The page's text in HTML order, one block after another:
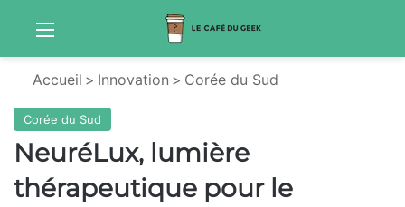
Menu
Accueil > Innovation > Corée du Sud
Corée du Sud
NeuréLux, lumière
thérapeutique pour le